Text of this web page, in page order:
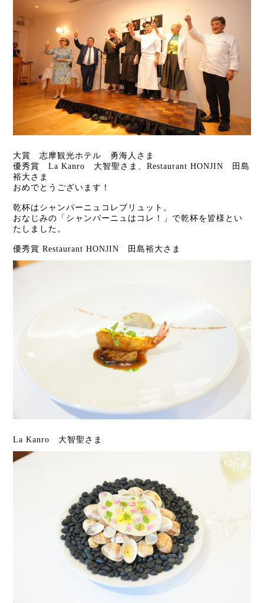
大賞 志摩観光ホテル 勇海人さま
優秀賞 La Kanro 大智聖さま、Restaurant HONJIN 田島
裕大さま
おめでとうございます！
乾杯はシャンパーニュコレブリュット。
おなじみの「シャンパーニュはコレ！」で乾杯を皆様とい
たしました。
優秀賞 Restaurant HONJIN 田島裕大さま
La Kanro 大智聖さま